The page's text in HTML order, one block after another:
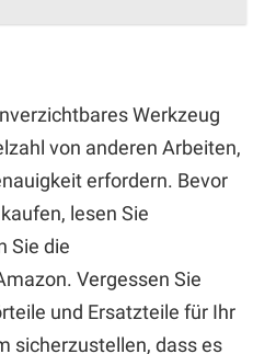
Werkzeug
von anderen Arbeiten,
erfordern. Bevor
lesen Sie
Sie die
Vergessen Sie
und Ersatzteile für Ihr
sicherzustellen, dass es